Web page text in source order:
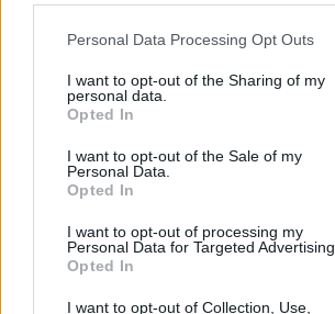
Personal Data Processing Opt Outs
I want to opt-out of the Sharing of my
personal data.
Opted In
I want to opt-out of the Sale of my
Personal Data.
Opted In
I want to opt-out of processing my
Personal Data for Targeted Advertising.
Opted In
I want to opt-out of Collection, Use,